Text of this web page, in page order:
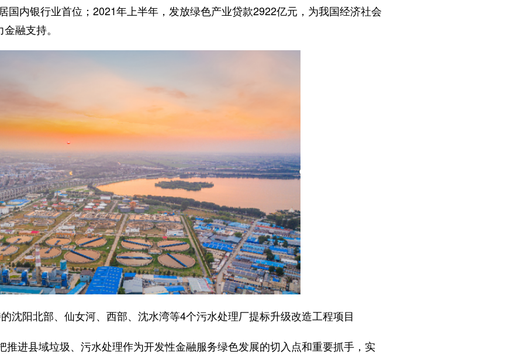
国内银行业首位；2021年上半年，发放绿色产业贷款2922亿元，为我国经济社会
融支持。
沈阳北部、仙女河、西部、沈水湾等4个污水处理厂提标升级改造工程项目
推进县域垃圾、污水处理作为开发性金融服务绿色发展的切入点和重要抓手，实